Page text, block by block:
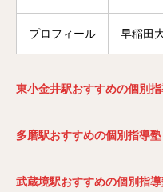
プロフィール 早稲田
東小金井駅おすすめの個別
多磨駅おすすめの個別指導
武蔵境駅おすすめの個別指